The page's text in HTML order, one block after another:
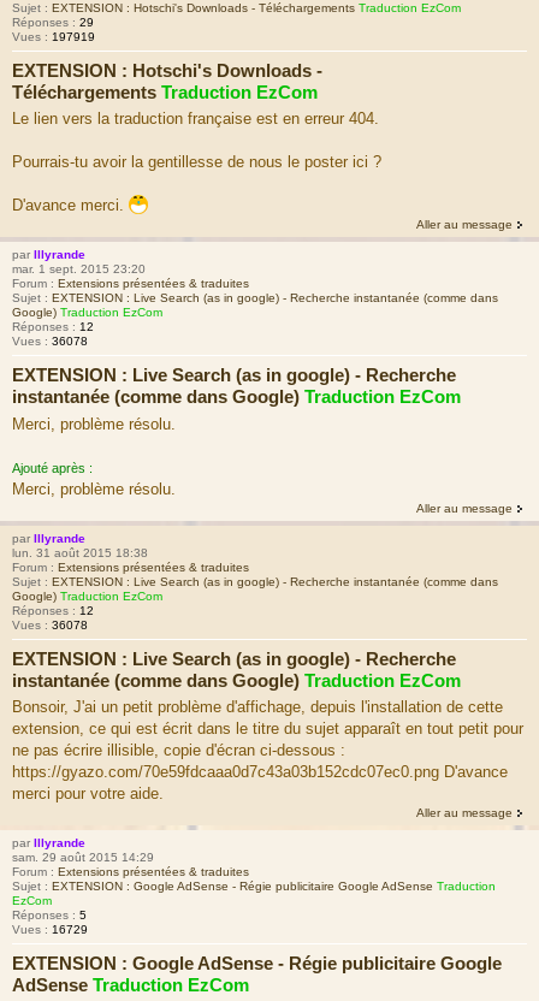
Sujet : EXTENSION : Hotschi's Downloads - Téléchargements Traduction EzCom
Réponses : 29
Vues : 197919
EXTENSION : Hotschi's Downloads -
Téléchargements Traduction EzCom
Le lien vers la traduction française est en erreur 404.
Pourrais-tu avoir la gentillesse de nous le poster ici ?
D'avance merci.
Aller au message
par Illyrande
mar. 1 sept. 2015 23:20
Forum : Extensions présentées & traduites
Sujet : EXTENSION : Live Search (as in google) - Recherche instantanée (comme dans
Google) Traduction EzCom
Réponses : 12
Vues : 36078
EXTENSION : Live Search (as in google) - Recherche
instantanée (comme dans Google) Traduction EzCom
Merci, problème résolu.
Ajouté après :
Merci, problème résolu.
Aller au message
par Illyrande
lun. 31 août 2015 18:38
Forum : Extensions présentées & traduites
Sujet : EXTENSION : Live Search (as in google) - Recherche instantanée (comme dans
Google) Traduction EzCom
Réponses : 12
Vues : 36078
EXTENSION : Live Search (as in google) - Recherche
instantanée (comme dans Google) Traduction EzCom
Bonsoir, J'ai un petit problème d'affichage, depuis l'installation de cette
extension, ce qui est écrit dans le titre du sujet apparaît en tout petit pour
ne pas écrire illisible, copie d'écran ci-dessous :
https://gyazo.com/70e59fdcaaa0d7c43a03b152cdc07ec0.png D'avance
merci pour votre aide.
Aller au message
par Illyrande
sam. 29 août 2015 14:29
Forum : Extensions présentées & traduites
Sujet : EXTENSION : Google AdSense - Régie publicitaire Google AdSense Traduction
EzCom
Réponses : 5
Vues : 16729
EXTENSION : Google AdSense - Régie publicitaire Google
AdSense Traduction EzCom